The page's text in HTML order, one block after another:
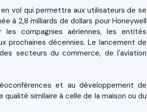
vol qui permettra aux utilisateurs de se
à 2,8 milliards de dollars pour Honeywell
compagnies aériennes, les entités
prochaines décennies. Le lancement de
secteurs du commerce, de l'aviation
et au développement de
similaire à celle de la maison ou du